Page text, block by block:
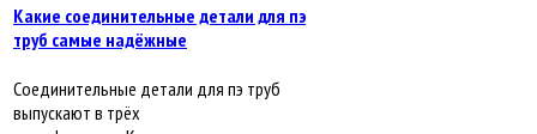
Какие соединительные детали для пэ
труб самые надёжные
Соединительные детали для пэ труб
выпускают в трёх